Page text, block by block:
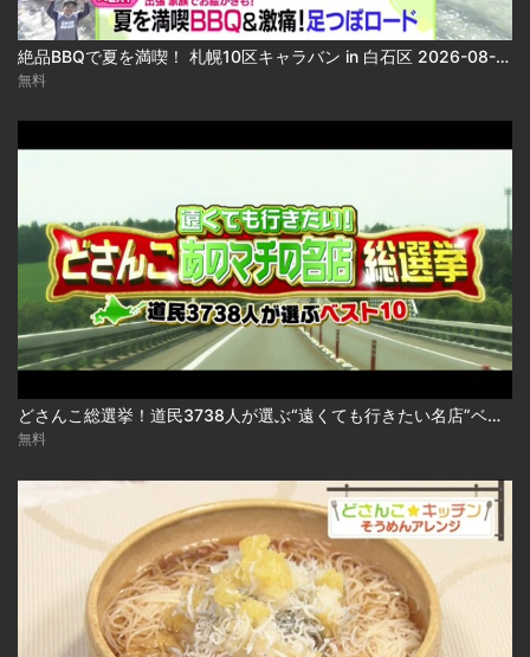
絶品BBQで夏を満喫！ 札幌10区キャラバン in 白石区 2026-08-06
無料
どさんこ総選挙！道民3738人が選ぶ“遠くても行きたい名店”ベスト10 2026-08-06
無料